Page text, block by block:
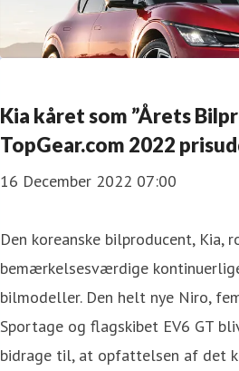
Kia kåret som ”Årets
TopGear.com 2022
16 December 2022 07:00
Den koreanske bilproducent, Kia,
bemærkelsesværdige
bilmodeller. Den helt nye Niro,
Sportage og flagskibet EV6 GT
bidrage til, at opfattelsen af det